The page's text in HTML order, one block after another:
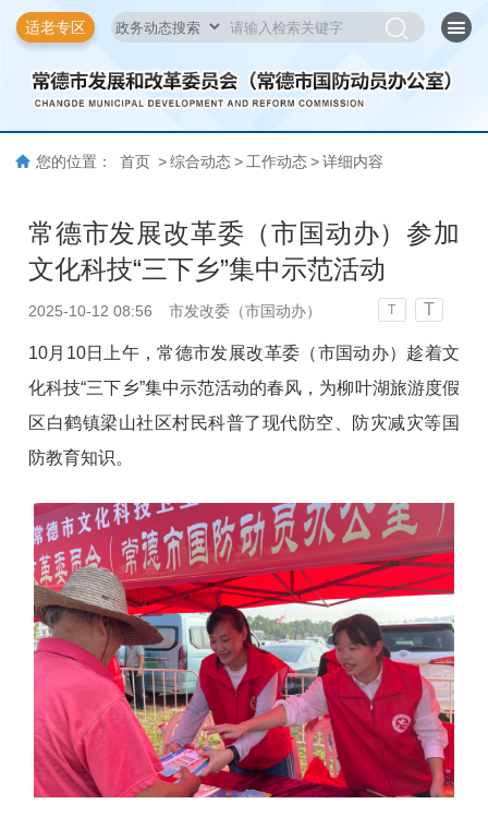
适老专区
您的位置： 首页 > 综合动态 > 工作动态 > 详细内容
常德市发展改革委（市国动办）参加
文化科技“三下乡”集中示范活动
2025-10-12 08:56 市发改委（市国动办） T T
10月10日上午，常德市发展改革委（市国动办）趁着文
化科技“三下乡”集中示范活动的春风，为柳叶湖旅游度假
区白鹤镇梁山社区村民科普了现代防空、防灾减灾等国
防教育知识。